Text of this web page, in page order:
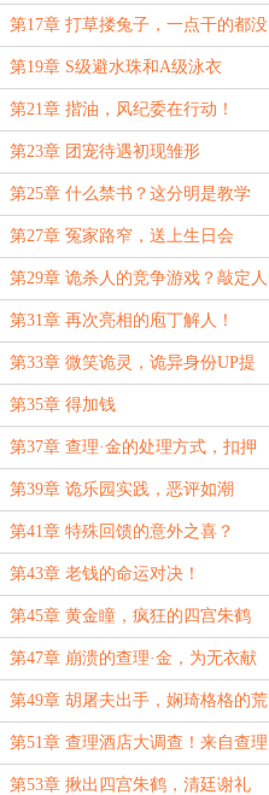
理少爷
第17章 打草搂兔子，一点干的都没
有？
第19章 S级避水珠和A级泳衣
第21章 揩油，风纪委在行动！
第23章 团宠待遇初现雏形
第25章 什么禁书？这分明是教学
书！
第27章 冤家路窄，送上生日会
第29章 诡杀人的竞争游戏？敲定人
选
第31章 再次亮相的庖丁解人！
第33章 微笑诡灵，诡异身份UP提
升！
第35章 得加钱
第37章 查理·金的处理方式，扣押
《吸血鬼...》
第39章 诡乐园实践，恶评如潮
第41章 特殊回馈的意外之喜？
第43章 老钱的命运对决！
第45章 黄金瞳，疯狂的四宫朱鹤
第47章 崩溃的查理·金，为无衣献
命的锐士
第49章 胡屠夫出手，娴琦格格的荒
唐猜测！
第51章 查理酒店大调查！来自查理
·金的灵魂质问
第53章 揪出四宫朱鹤，清廷谢礼